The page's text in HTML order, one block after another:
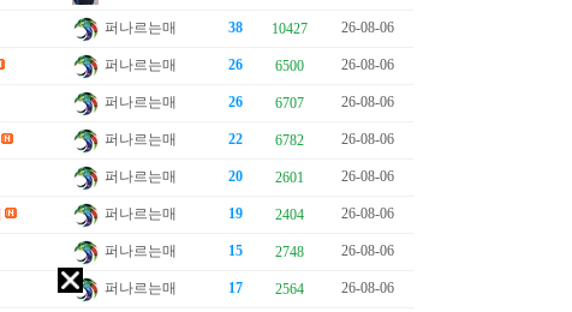
퍼나르는매 38 10427 26-08-06
퍼나르는매 26 6500 26-08-06
퍼나르는매 26 6707 26-08-06
퍼나르는매 22 6782 26-08-06
퍼나르는매 20 2601 26-08-06
퍼나르는매 19 2404 26-08-06
퍼나르는매 15 2748 26-08-06
퍼나르는매 17 2564 26-08-06